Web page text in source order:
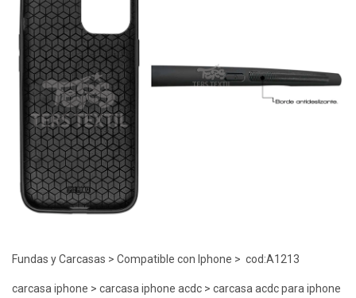
Fundas y Carcasas > Compatible con Iphone > cod:A1213
carcasa iphone > carcasa iphone acdc > carcasa acdc para iphone